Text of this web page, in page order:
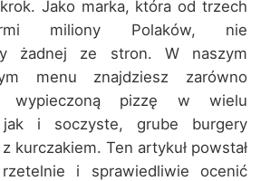
Jako marka, która od trzech
miliony Polaków, nie
żadnej ze stron. W naszym
menu znajdziesz zarówno
wypieczoną pizzę w wielu
jak i soczyste, grube burgery
kurczakiem. Ten artykuł powstał
i sprawiedliwie ocenić